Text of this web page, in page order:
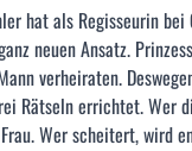
hat als Regisseurin
neuen Ansatz.
verheiraten.
Rätseln errichtet. Wer
Wer scheitert, wird